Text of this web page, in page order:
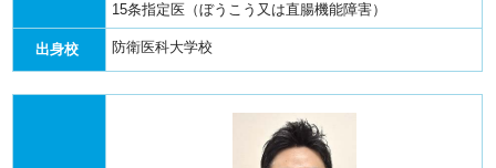
15条指定医（ぼうこう又は直腸機能障害）
出身校 防衛医科大学校